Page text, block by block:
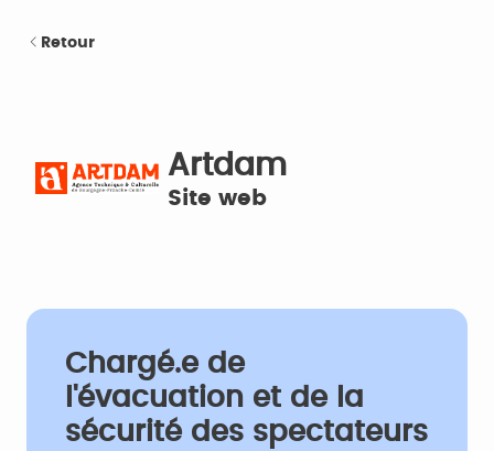
Retour
Artdam
Site web
Chargé.e de
l'évacuation et de la
sécurité des spectateurs